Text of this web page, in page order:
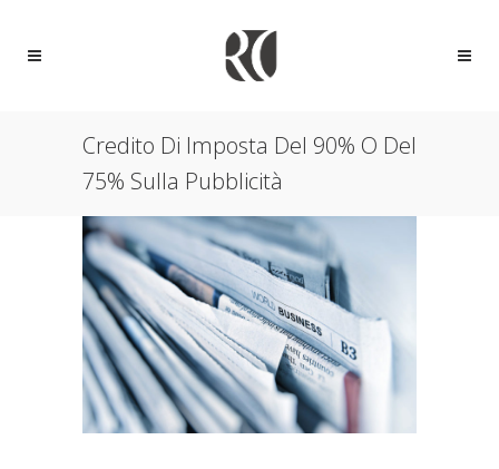
Credito Di Imposta Del 90% O Del
75% Sulla Pubblicità